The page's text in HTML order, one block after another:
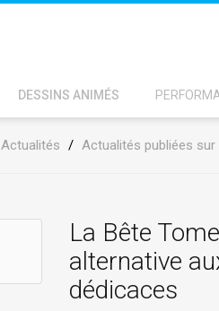
DESSINS ANIMÉS
Actualités / Actualités publiées sur
La Bête
alternative
dédicaces